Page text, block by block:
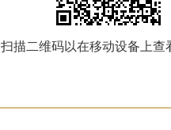
扫描二维码以在移动设备上查